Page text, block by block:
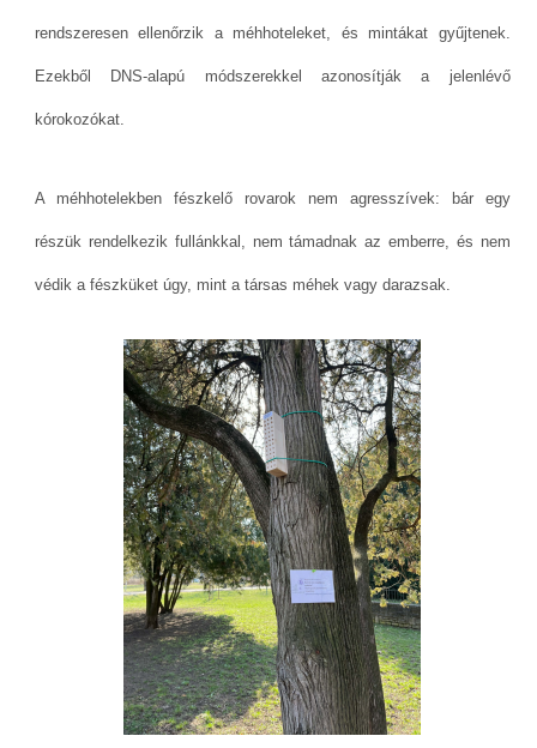
rendszeresen ellenőrzik a méhhoteleket, és mintákat gyűjtenek.
Ezekből DNS-alapú módszerekkel azonosítják a jelenlévő
kórokozókat.
A méhhotelekben fészkelő rovarok nem agresszívek: bár egy
részük rendelkezik fullánkkal, nem támadnak az emberre, és nem
védik a fészküket úgy, mint a társas méhek vagy darazsak.